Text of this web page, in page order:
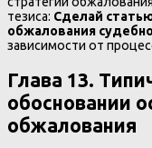
тезиса: Сделай
обжалования
зависимости от
Глава 13.
обосновании
обжалования